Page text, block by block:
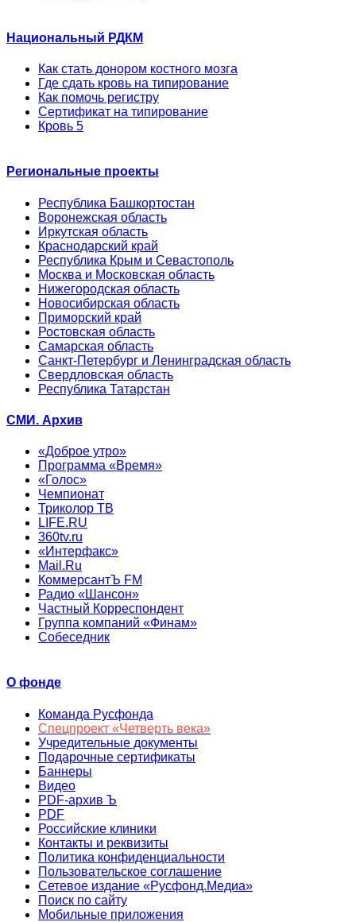
Национальный РДКМ
Как стать донором костного мозга
Где сдать кровь на типирование
Как помочь регистру
Сертификат на типирование
Кровь 5
Региональные проекты
Республика Башкортостан
Воронежская область
Иркутская область
Краснодарский край
Республика Крым и Севастополь
Москва и Московская область
Нижегородская область
Новосибирская область
Приморский край
Ростовская область
Самарская область
Санкт-Петербург и Ленинградская область
Свердловская область
Республика Татарстан
СМИ. Архив
«Доброе утро»
Программа «Время»
«Голос»
Чемпионат
Триколор ТВ
LIFE.RU
360tv.ru
«Интерфакс»
Mail.Ru
КоммерсантЪ FM
Радио «Шансон»
Частный Корреспондент
Группа компаний «Финам»
Собеседник
О фонде
Команда Русфонда
Спецпроект «Четверть века»
Учредительные документы
Подарочные сертификаты
Баннеры
Видео
PDF-архив Ъ
PDF
Российские клиники
Контакты и реквизиты
Политика конфиденциальности
Пользовательское соглашение
Сетевое издание «Русфонд.Медиа»
Поиск по сайту
Мобильные приложения